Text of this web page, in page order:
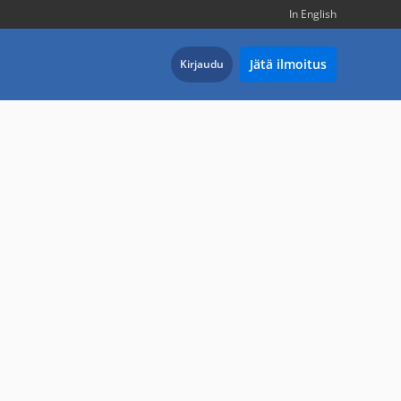
In English
Kirjaudu Jätä ilmoitus